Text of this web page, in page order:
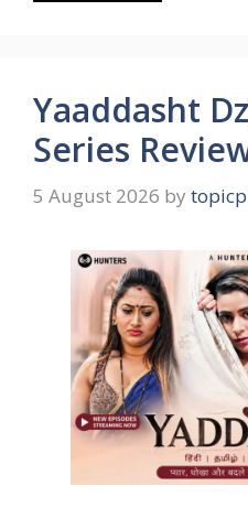
Yaaddasht
Series
5 August 2026 by